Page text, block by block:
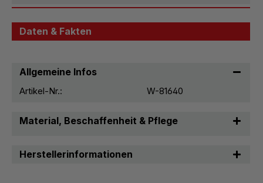
Daten & Fakten
Allgemeine Infos
Artikel-Nr.: W-81640
Material, Beschaffenheit & Pflege
Herstellerinformationen